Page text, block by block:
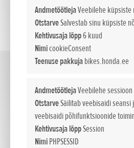
AndmetöötlejaVeebilehe küpsiste
OtstarveSalvestab sinu küpsiste
Kehtivusaja lõpp6 kuud
NimicookieConsent
Teenuse pakkujabikes.honda.ee
AndmetöötlejaVeebilehe sessioon
OtstarveSäilitab veebisaidi seansi
veebisaidi põhifunktsioonide
Kehtivusaja lõppSession
NimiPHPSESSID